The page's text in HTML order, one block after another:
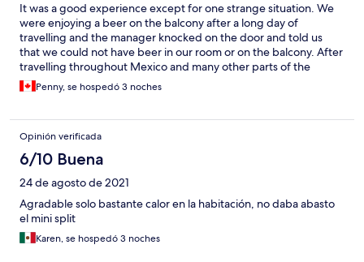
It was a good experience except for one strange situation. We
were enjoying a beer on the balcony after a long day of
travelling and the manager knocked on the door and told us
that we could not have beer in our room or on the balcony. After
travelling throughout Mexico and many other parts of the
world, I have never heard of such a hotel regulation. It made us
very uncomfortable for the rest of the stay. At one point, we
strange! The room was good except there was no closet or
hooks to hang clothes.
Penny, se hospedó 3 noches
Opinión verificada
6/10 Buena
24 de agosto de 2021
Agradable solo bastante calor en la habitación, no daba abasto
el mini split
Karen, se hospedó 3 noches